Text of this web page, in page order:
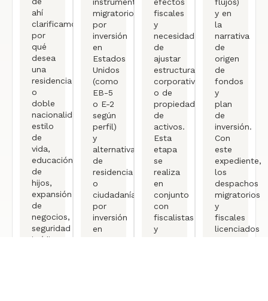
ahí
clarificamos
por
qué
desea
una
residencia
o
doble
nacionalidad:
estilo
de
vida,
educación
de
hijos,
expansión
de
negocios,
seguridad
jurídica
migratorios
por
inversión
en
Estados
Unidos
(como
EB-5
o E-2
según
perfil)
y
alternativas
de
residencia
o
ciudadanía
por
inversión
en
fiscales
y
necesidad
de
ajustar
estructuras
corporativas
o de
propiedad
de
activos.
Esta
etapa
se
realiza
en
conjunto
con
fiscalistas
y
y en
la
narrativa
de
origen
de
fondos
y
plan
de
inversión.
Con
este
expediente,
los
despachos
migratorios
y
fiscales
licenciados